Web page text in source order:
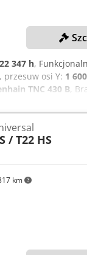
22 347 h,
, przesuw osi Y: 1
TNC 430 B,
6 osi (X, Y, Z,
stołu (2x):
Uchwyt wrzeciona:
cyfrowe Liczba osi
na moc: 48 kW
programu: 22
zmiana
min) 2 palety
km
/ T22 HS